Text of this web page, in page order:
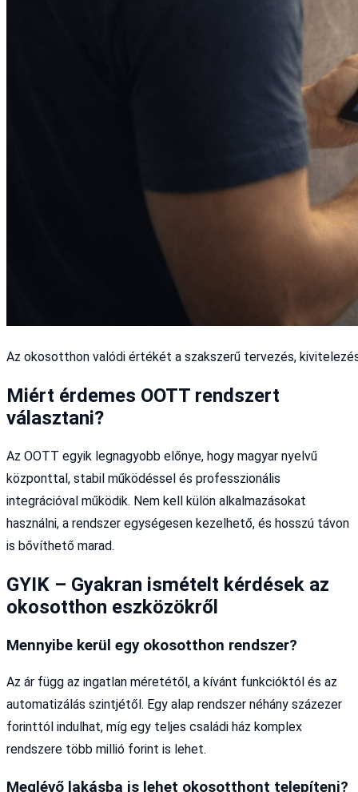
Az okosotthon valódi értékét a szakszerű tervezés,
Miért érdemes OOTT rendszert
választani?
Az OOTT egyik legnagyobb előnye, hogy magyar nyelvű
központtal, stabil működéssel és professzionális
integrációval működik. Nem kell külön alkalmazásokat
használni, a rendszer egységesen kezelhető, és hosszú távon
is bővíthető marad.
GYIK – Gyakran ismételt kérdések az
okosotthon eszközökről
Mennyibe kerül egy okosotthon rendszer?
Az ár függ az ingatlan méretétől, a kívánt funkcióktól és az
automatizálás szintjétől. Egy alap rendszer néhány százezer
forinttól indulhat, míg egy teljes családi ház komplex
rendszere több millió forint is lehet.
Meglévő lakásba is lehet okosotthont telepíteni?